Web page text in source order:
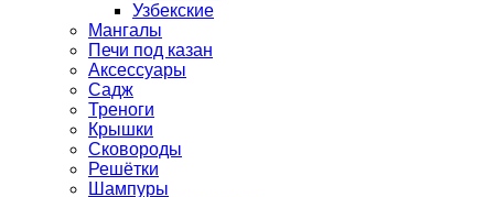
Узбекские
Мангалы
Печи под казан
Аксессуары
Садж
Треноги
Крышки
Сковороды
Решётки
Шампуры